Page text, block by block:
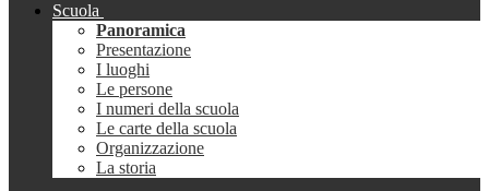
Scuola
Panoramica
Presentazione
I luoghi
Le persone
I numeri della scuola
Le carte della scuola
Organizzazione
La storia